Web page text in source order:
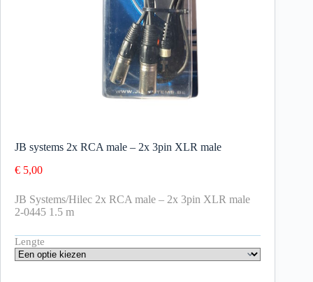
JB systems 2x RCA male – 2x 3pin XLR male
€ 5,00
JB Systems/Hilec 2x RCA male – 2x 3pin XLR male
2-0445 1.5 m
Lengte